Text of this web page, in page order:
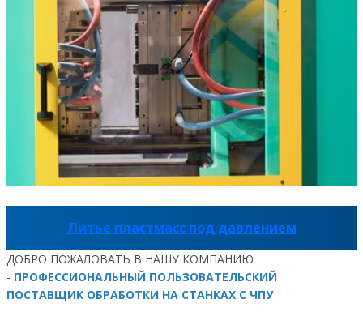
Литье пластмасс под давлением
ДОБРО ПОЖАЛОВАТЬ В НАШУ КОМПАНИЮ
- ПРОФЕССИОНАЛЬНЫЙ ПОЛЬЗОВАТЕЛЬСКИЙ
ПОСТАВЩИК ОБРАБОТКИ НА СТАНКАХ С ЧПУ